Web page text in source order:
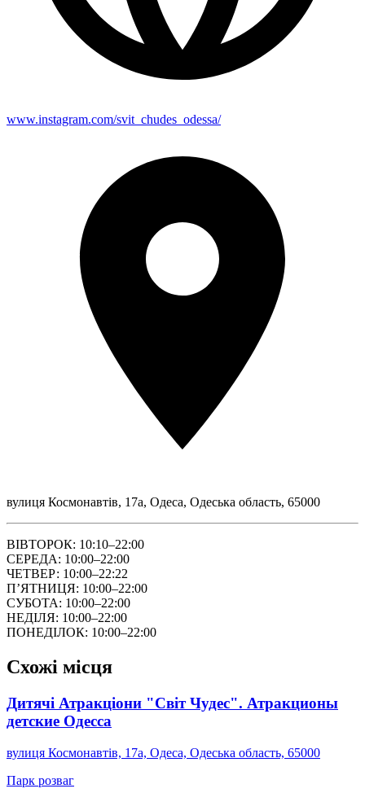
www.instagram.com/svit_chudes_odessa/
вулиця Космонавтів, 17а, Одеса, Одеська область, 65000
ВІВТОРОК: 10:10–22:00
СЕРЕДА: 10:00–22:00
ЧЕТВЕР: 10:00–22:22
ПʼЯТНИЦЯ: 10:00–22:00
СУБОТА: 10:00–22:00
НЕДІЛЯ: 10:00–22:00
ПОНЕДІЛОК: 10:00–22:00
Схожі місця
Дитячі Атракціони "Світ Чудес". Атракционы
детские Одесса
вулиця Космонавтів, 17а, Одеса, Одеська область, 65000
Парк розваг